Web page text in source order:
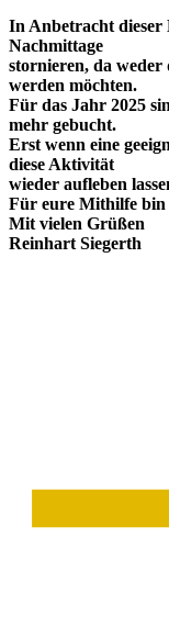
In Anbetracht dieser
Nachmittage
stornieren, da weder
werden möchten.
Für das Jahr 2025
mehr gebucht.
Erst wenn eine
diese Aktivität
wieder aufleben
Für eure Mithilfe bin
Mit vielen Grüßen
Reinhart Siegerth